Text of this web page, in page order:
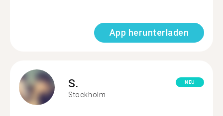
App herunterladen
S.
Stockholm
NEU